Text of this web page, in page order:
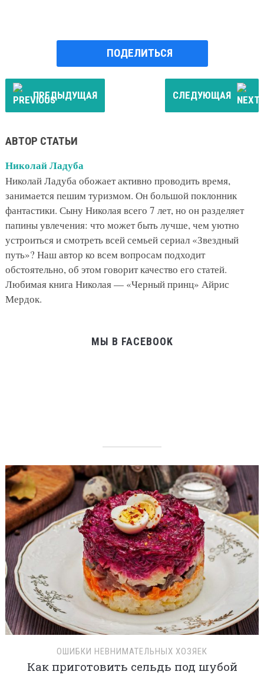
ПОДЕЛИТЬСЯ
ПРЕДЫДУЩАЯ СЛЕДУЮЩАЯ
АВТОР СТАТЬИ
Николай Ладуба
Николай Ладуба обожает активно проводить время,
занимается пешим туризмом. Он большой поклонник
фантастики. Сыну Николая всего 7 лет, но он разделяет
папины увлечения: что может быть лучше, чем уютно
устроиться и смотреть всей семьей сериал «Звездный
путь»? Наш автор ко всем вопросам подходит
обстоятельно, об этом говорит качество его статей.
Любимая книга Николая — «Черный принц» Айрис
Мердок.
МЫ В FACEBOOK
ОШИБКИ НЕВНИМАТЕЛЬНЫХ ХОЗЯЕК
Как приготовить сельдь под шубой